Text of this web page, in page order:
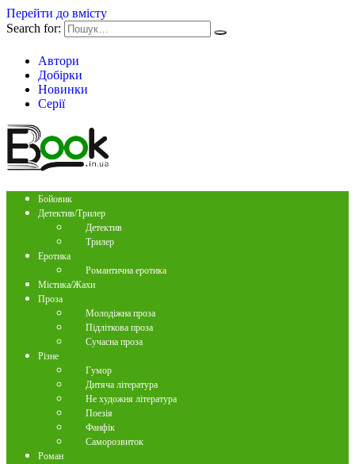
Перейти до вмісту
Search for:
Автори
Добірки
Новинки
Серії
Бойовик
Детектив/Трилер
Детектив
Трилер
Еротика
Романтична еротика
Містика/Жахи
Проза
Молодіжна проза
Підліткова проза
Сучасна проза
Різне
Гумор
Дитяча література
Не художня література
Поезія
Фанфік
Саморозвиток
Роман